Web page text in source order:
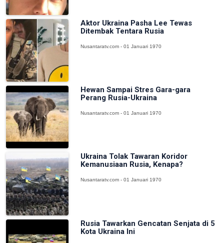
Aktor Ukraina Pasha Lee Tewas
Ditembak Tentara Rusia
Nusantaratv.com - 01 Januari 1970
Hewan Sampai Stres Gara-gara
Perang Rusia-Ukraina
Nusantaratv.com - 01 Januari 1970
Ukraina Tolak Tawaran Koridor
Kemanusiaan Rusia, Kenapa?
Nusantaratv.com - 01 Januari 1970
Rusia Tawarkan Gencatan Senjata di 5
Kota Ukraina Ini